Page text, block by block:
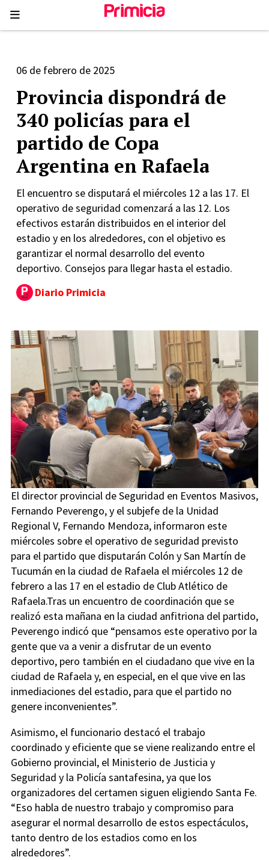
Provincia dispondrá de
340 policías para el
partido de Copa
Argentina en Rafaela
El encuentro se disputará el miércoles 12 a las 17. El
operativo de seguridad comenzará a las 12. Los
efectivos estarán distribuidos en el interior del
estadio y en los alrededores, con el objetivo es
garantizar el normal desarrollo del evento
deportivo. Consejos para llegar hasta el estadio.
06 de febrero de 2025
Diario Primicia
El director provincial de Seguridad en Eventos Masivos,
Fernando Peverengo, y el subjefe de la Unidad
Regional V, Fernando Mendoza, informaron este
miércoles sobre el operativo de seguridad previsto
para el partido que disputarán Colón y San Martín de
Tucumán en la ciudad de Rafaela el miércoles 12 de
febrero a las 17 en el estadio de Club Atlético de
Rafaela.Tras un encuentro de coordinación que se
realizó esta mañana en la ciudad anfitriona del partido,
Peverengo indicó que “pensamos este operativo por la
gente que va a venir a disfrutar de un evento
deportivo, pero también en el ciudadano que vive en la
ciudad de Rafaela y, en especial, en el que vive en las
inmediaciones del estadio, para que el partido no
genere inconvenientes”.
Asimismo, el funcionario destacó el trabajo
coordinado y eficiente que se viene realizando entre el
Gobierno provincial, el Ministerio de Justicia y
Seguridad y la Policía santafesina, ya que los
organizadores del certamen siguen eligiendo Santa Fe.
“Eso habla de nuestro trabajo y compromiso para
asegurar el normal desarrollo de estos espectáculos,
tanto dentro de los estadios como en los
alrededores”.